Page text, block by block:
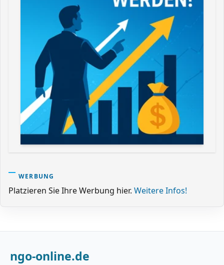
WERBUNG
Platzieren Sie Ihre Werbung hier. Weitere Infos!
ngo-online.de